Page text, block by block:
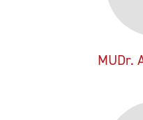
MUDr.